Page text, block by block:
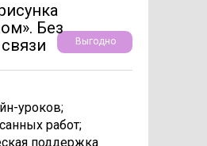
уроков;
работ;
поддержка
Выгодно
Без